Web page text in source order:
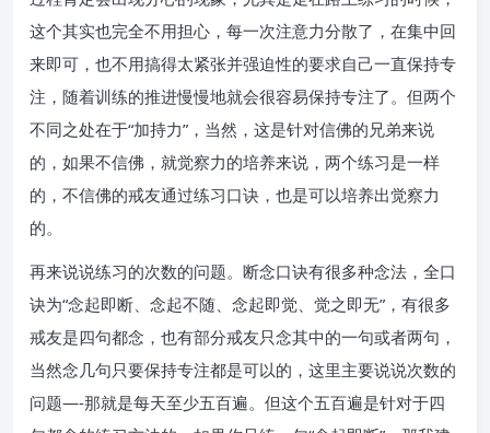
这个其实也完全不用担心，每一次注意力分散了，在集中回
来即可，也不用搞得太紧张并强迫性的要求自己一直保持专
注，随着训练的推进慢慢地就会很容易保持专注了。但两个
不同之处在于“加持力”，当然，这是针对信佛的兄弟来说
的，如果不信佛，就觉察力的培养来说，两个练习是一样
的，不信佛的戒友通过练习口诀，也是可以培养出觉察力
的。
再来说说练习的次数的问题。断念口诀有很多种念法，全口
诀为“念起即断、念起不随、念起即觉、觉之即无”，有很多
戒友是四句都念，也有部分戒友只念其中的一句或者两句，
当然念几句只要保持专注都是可以的，这里主要说说次数的
问题—-那就是每天至少五百遍。但这个五百遍是针对于四